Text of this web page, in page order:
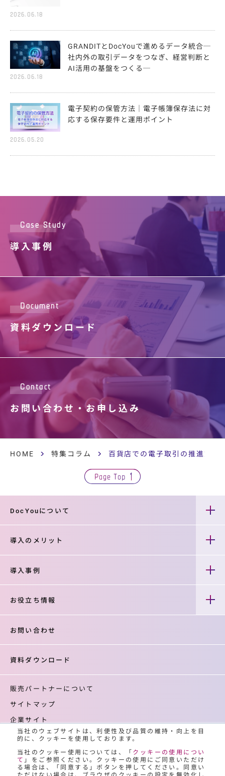
当社のウェブサイトは、利便性及び品質の維持・向上を目
的に、クッキーを使用しております。
当社のクッキー使用については、「 クッキーの使用につい
て 」をご参照ください。クッキーの使用にご同意いただけ
る場合は、「同意する」ボタンを押してください。同意い
2026.06.18
2026.06.18
GRANDITとDocYouで進めるデータ統合─
社内外の取引データをつなぎ、経営判断と
AI活用の基盤をつくる─
2026.05.20
電子契約の保管方法｜電子帳簿保存法に対
応する保存要件と運用ポイント
Case Study
導入事例
Document
資料ダウンロード
Contact
お問い合わせ・お申し込み
HOME 特集コラム 百貨店での電子取引の推進方法
Page Top
DocYouについて
導入のメリット
導入事例
お役立ち情報
お問い合わせ
資料ダウンロード
販売パートナーについて
サイトマップ
企業サイト
登録商標について
クッキーの使用について
個人情報保護について